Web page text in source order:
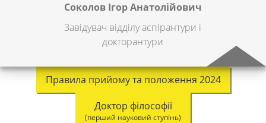
Соколов Ігор Анатолійович
Завідувач відділу аспірантури і
докторантури
Правила прийому та положення 2024
Доктор філософії
(перший науковий ступінь)